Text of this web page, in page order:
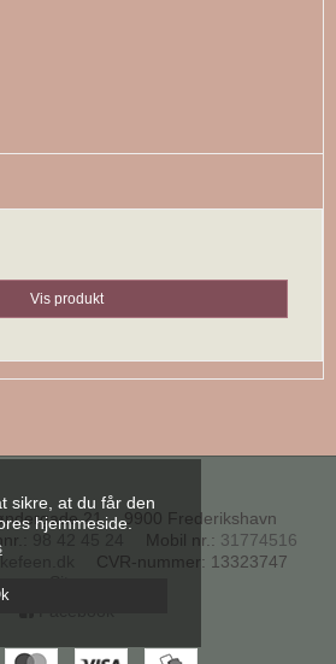
sikre, at du får den
hjemmeside.
Vis produkt
21
9900 Frederikshavn
Mobil nr. : 31774516
CVR-nummer: 13323747